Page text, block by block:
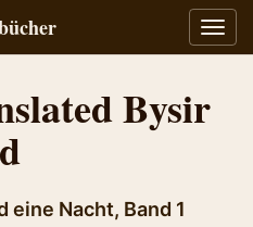
Bysir
eine Nacht, Band 1